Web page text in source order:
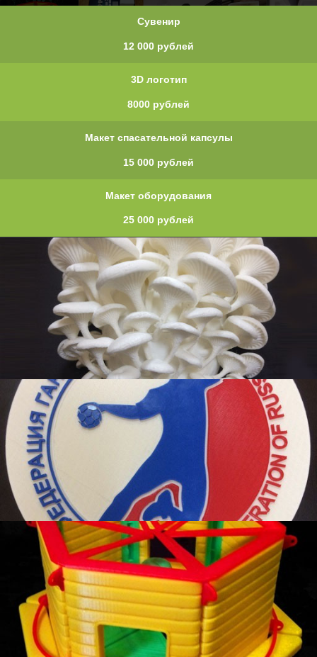
Сувенир
12 000 рублей
3D логотип
8000 рублей
Макет спасательной капсулы
15 000 рублей
Макет оборудования
25 000 рублей